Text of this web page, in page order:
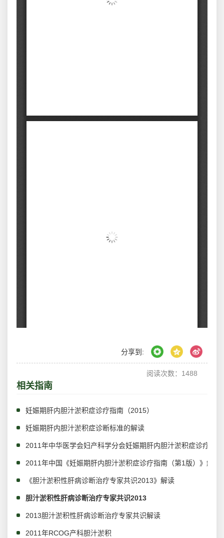
分享到:
阅读次数： 1488
相关指南
妊娠期肝内胆汁淤积症诊疗指南（2015）
妊娠期肝内胆汁淤积症诊断标准的解读
2011年中华医学会妇产科学分会妊娠期肝内胆汁淤积症诊疗指南
2011年中国《妊娠期肝内胆汁淤积症诊疗指南（第1版）》解读
《胆汁淤积性肝病诊断治疗专家共识2013》解读
胆汁淤积性肝病诊断治疗专家共识2013
2013胆汁淤积性肝病诊断治疗专家共识解读
2011年RCOG产科胆汁淤积